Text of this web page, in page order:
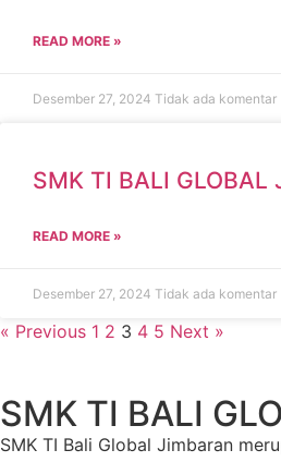
READ MORE »
Desember 27, 2024 Tidak ada komentar
SMK TI BALI GLOBAL
READ MORE »
Desember 27, 2024 Tidak ada komentar
« Previous 1 2 3 4 5 Next »
SMK TI BALI
SMK TI Bali Global Jimbaran